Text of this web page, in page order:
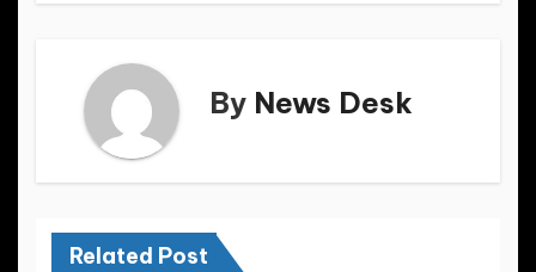
k
By News Desk
Related Post